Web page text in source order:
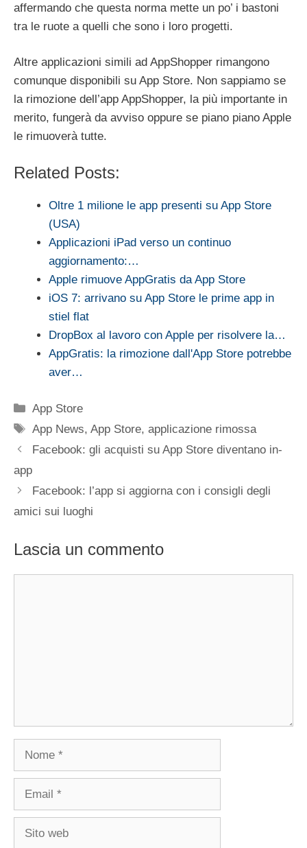
affermando che questa norma mette un po’ i bastoni
tra le ruote a quelli che sono i loro progetti.
Altre applicazioni simili ad AppShopper rimangono
comunque disponibili su App Store. Non sappiamo se
la rimozione dell’app AppShopper, la più importante in
merito, fungerà da avviso oppure se piano piano Apple
le rimuoverà tutte.
Related Posts:
Oltre 1 milione le app presenti su App Store
(USA)
Applicazioni iPad verso un continuo
aggiornamento:…
Apple rimuove AppGratis da App Store
iOS 7: arrivano su App Store le prime app in
stiel flat
DropBox al lavoro con Apple per risolvere la…
AppGratis: la rimozione dall'App Store potrebbe
aver…
Categorie
App Store
Tag
App News,App Store,applicazione rimossa
Facebook: gli acquisti su App Store diventano in-
app
Facebook: l’app si aggiorna con i consigli degli
amici sui luoghi
Lascia un commento